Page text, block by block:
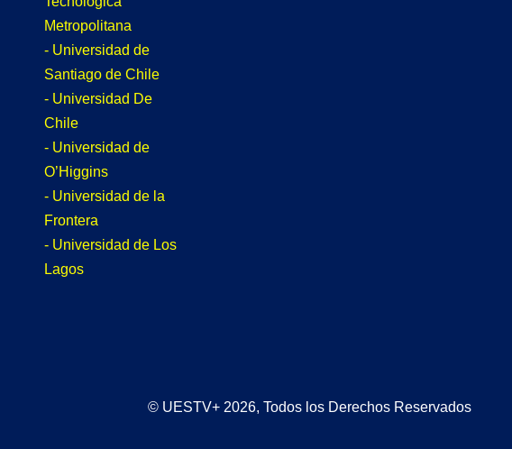
Metropolitana
- Universidad de
Santiago de Chile
- Universidad De
Chile
- Universidad de
O’Higgins
- Universidad de la
Frontera
- Universidad de Los
Lagos
© UESTV+ 2026, Todos los Derechos Reservados